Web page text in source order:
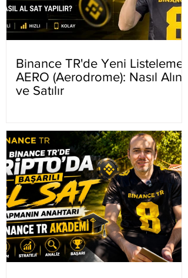
Binance TR'de Yeni Listeleme
AERO (Aerodrome): Nasıl Alınır
ve Satılır